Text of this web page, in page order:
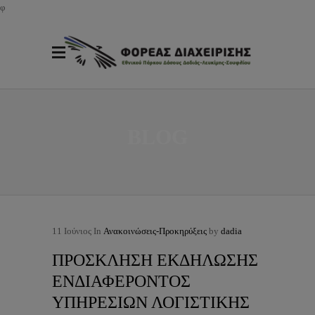
φ
11 Ιούνιος In Ανακοινώσεις-Προκηρύξεις by dadia
ΠΡΟΣΚΛΗΣΗ ΕΚΔΗΛΩΣΗΣ
ΕΝΔΙΑΦΕΡΟΝΤΟΣ
ΥΠΗΡΕΣΙΩΝ ΛΟΓΙΣΤΙΚΗΣ